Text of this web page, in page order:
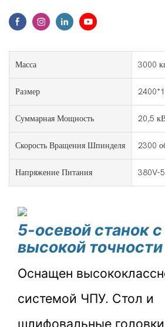
Масса 3000
Размер
Суммарная Мощность 20,5
Скорость Вращения Шпинделя 2300
Напряжение Питания 380V-
5-осевой станок
высокой точности
Оснащен
системой ЧПУ. Стол и
шлифовальные